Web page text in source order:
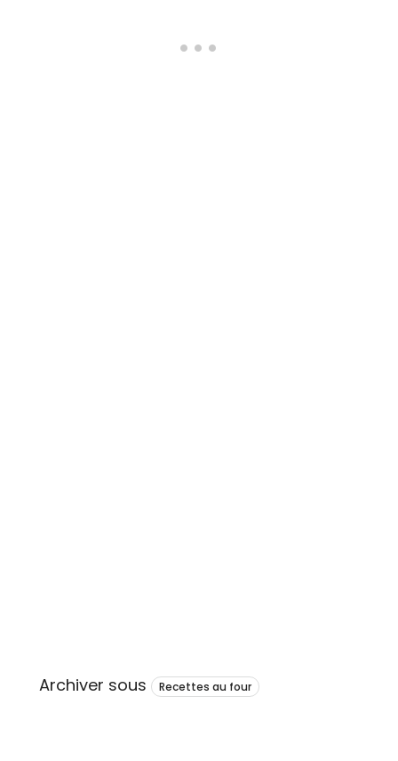
Archiver sous Recettes au four